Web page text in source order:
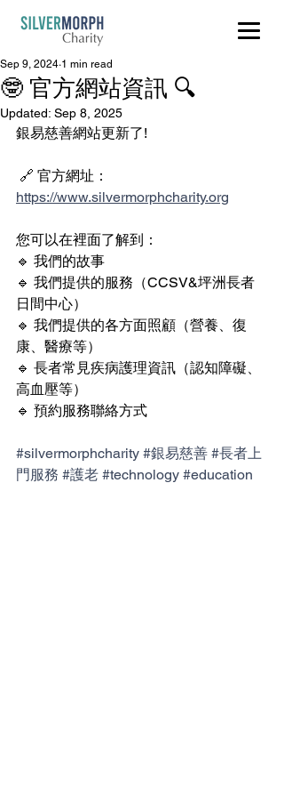
🤓 官方網站資訊 🔍
Sep 9, 2024 1 min read
Updated: Sep 8, 2025
銀易慈善網站更新了!
🔗 官方網址：
https://www.silvermorphcharity.org
您可以在裡面了解到：
🔹 我們的故事
🔹 我們提供的服務（CCSV&坪洲長者
日間中心）
🔹 我們提供的各方面照顧（營養、復
康、醫療等）
🔹 長者常見疾病護理資訊（認知障礙、
高血壓等）
🔹 預約服務聯絡方式
#silvermorphcharity #銀易慈善 #長者上
門服務 #護老 #technology #education